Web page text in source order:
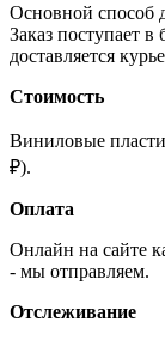
Основной способ
Заказ поступает
доставляется
Стоимость
Виниловые
₽).
Оплата
Онлайн на сайте
- мы отправляем.
Отслеживание